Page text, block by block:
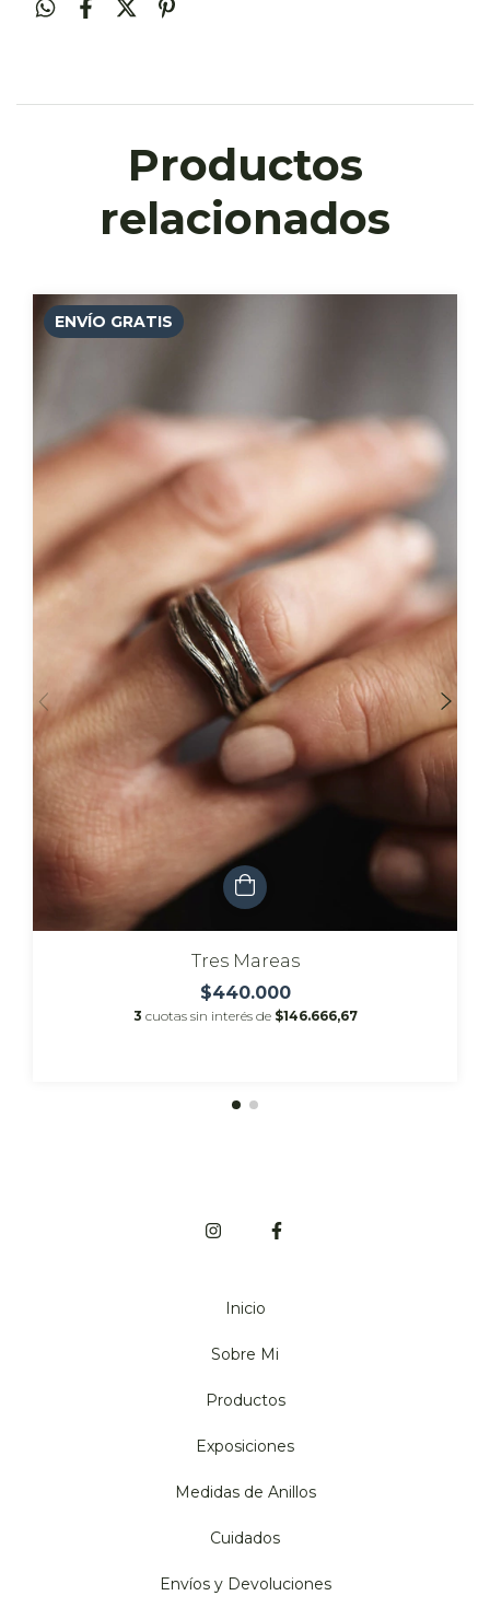
Productos
relacionados
ENVÍO GRATIS
Tres Mareas
$440.000
3 cuotas sin interés de $146.666,67
Inicio
Sobre Mi
Productos
Exposiciones
Medidas de Anillos
Cuidados
Envíos y Devoluciones